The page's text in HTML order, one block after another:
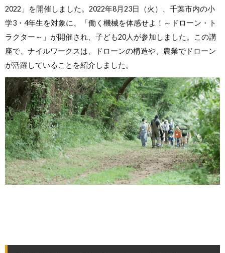
2022」を開催しました。2022年8月23日（火）、千葉市内の小
学3・4年生を対象に、「働く機械を体感せよ！～ドローン・ト
ラクター～」が開催され、子ども20人が参加しました。この講
座で、ナイルワークスは、ドローンの構造や、農業でドローン
が活躍していることを紹介しました。